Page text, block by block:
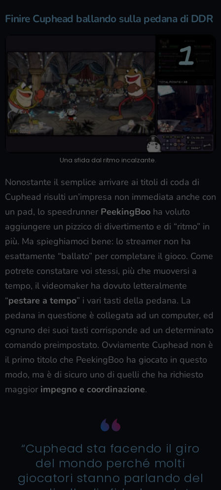
Finire Cuphead ballando sulla pedana di DDR
Una sfida dal ritmo incalzante.
Nonostante il semplice arrivare ai titoli di coda di
Cuphead risulti un’impresa non immediata anche con
un pad, lo speedrunner PeekingBoo ha voluto
aggiungere un pizzico di divertimento e di “ritmo” in
più. Ma spieghiamoci bene: lo streamer non ha
esattamente “ballato” per completare il gioco. Come
potrete constatare voi stessi, più che muoversi a
tempo, il videomaker ha dovuto letteralmente
“pestare a tempo” i vari tasti della pedana. La
pedana in questione è collegata ad un computer, ed
ognuno dei suoi tasti corrisponde ad un determinato
comando preimpostato. Ovviamente Cuphead non è
il primo titolo che PeekingBoo ha giocato in questo
modo, ma è di sicuro uno di quelli che ha richiesto
maggior impegno e coordinazione.
“Cuphead sta facendo il giro
del mondo perché molti
giocatori stanno parlando del